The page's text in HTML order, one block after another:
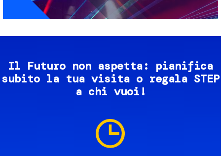
Il Futuro non aspetta: pianifica
subito la tua visita o regala STEP
a chi vuoi!